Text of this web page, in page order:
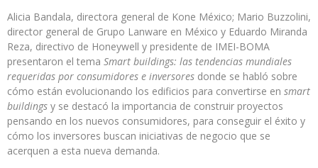
Alicia Bandala, directora general de Kone México; Mario Buzzolini,
director general de Grupo Lanware en México y Eduardo Miranda
Reza, directivo de Honeywell y presidente de IMEI-BOMA
presentaron el tema Smart buildings: las tendencias mundiales
requeridas por consumidores e inversores donde se habló sobre
cómo están evolucionando los edificios para convertirse en smart
buildings y se destacó la importancia de construir proyectos
pensando en los nuevos consumidores, para conseguir el éxito y
cómo los inversores buscan iniciativas de negocio que se
acerquen a esta nueva demanda.